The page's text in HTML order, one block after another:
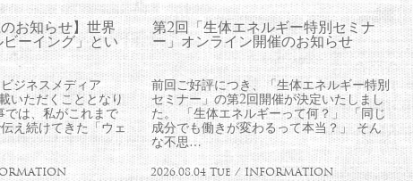
知らせ】世界
ーイング」とい
ジネスメディア
ただくこととなり
は、私がこれまで
え続けてきた「ウェ
第2回「生体エネルギー特別セミナ
ー」オンライン開催のお知らせ
前回ご好評につき、「生体エネルギー特別
セミナー」の第2回開催が決定いたしまし
た。 「生体エネルギーって何？」 「同じ
成分でも働きが変わるって本当？」 そん
な不思…
2026.08.04 Tue / INFORMATION